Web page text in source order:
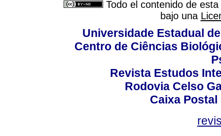
Todo el contenido de
bajo una
Universidade Estadual
Centro de Ciências
Revista Estudos
Rodovia Celso
Caixa Postal